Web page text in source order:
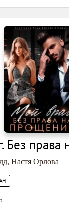
Без права
, Настя Орлова